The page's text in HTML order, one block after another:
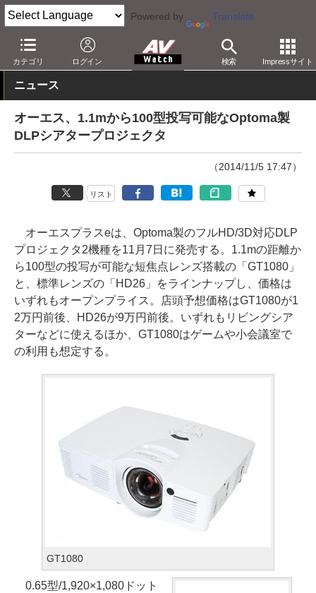
Powered by Translate
カテゴリ ログイン 検索 Impressサイト
AV Watch 製品 プロジェクタ Optoma
ニュース
オーエス、1.1mから100型投写可能なOptoma製
DLPシアタープロジェクタ
（2014/11/5 17:47）
リスト
オーエスプラスeは、Optoma製のフルHD/3D対応DLP
プロジェクタ2機種を11月7日に発売する。1.1mの距離か
ら100型の投写が可能な短焦点レンズ搭載の「GT1080」
と、標準レンズの「HD26」をラインナップし、価格は
いずれもオープンプライス。店頭予想価格はGT1080が1
2万円前後、HD26が9万円前後。いずれもリビングシア
ターなどに使えるほか、GT1080はゲームや小会議室で
の利用も想定する。
GT1080
0.65型/1,920×1,080ドット